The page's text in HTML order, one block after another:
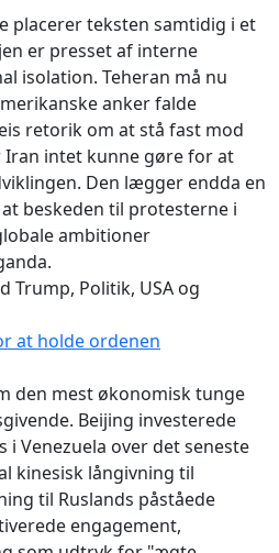
placerer teksten samtidig i et
er presset af interne
isolation. Teheran må nu
anker falde
retorik om at stå fast mod
intet kunne gøre for at
Den lægger endda en
beskeden til protesterne i
ambitioner
Trump, Politik, USA og
at holde ordenen
den mest økonomisk tunge
Beijing investerede
i Venezuela over det seneste
kinesisk långivning til
til Ruslands påståede
engagement,